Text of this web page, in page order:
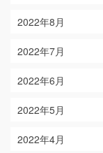
2022年8月
2022年7月
2022年6月
2022年5月
2022年4月